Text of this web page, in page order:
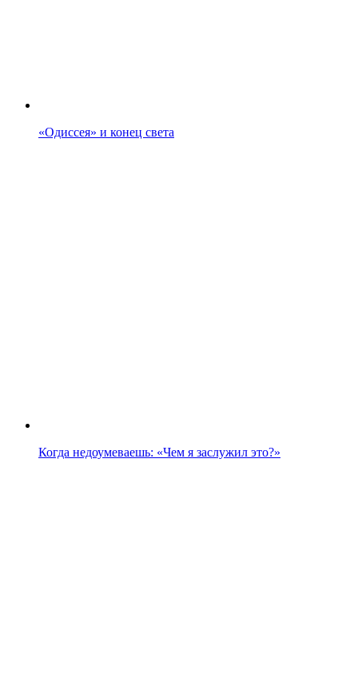
«Одиссея» и конец света
Когда недоумеваешь: «Чем я заслужил это?»